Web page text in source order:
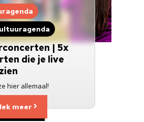
| 5x
die je live
hier allemaal!
meer